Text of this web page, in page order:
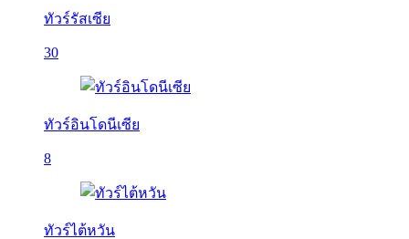
ทัวร์รัสเซีย
30
ทัวร์อินโดนีเซีย
8
ทัวร์ไต้หวัน